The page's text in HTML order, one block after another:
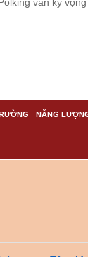
NĂNG